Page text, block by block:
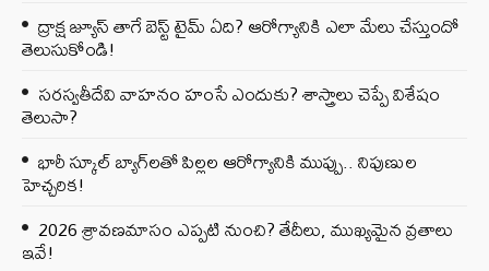
ద్రాక్ష జ్యూస్ తాగే బెస్ట్ టైమ్ ఏది? ఆరోగ్యానికి ఎలా మేలు చేస్తుందో
తెలుసుకోండి!
సరస్వతీదేవి వాహనం హంసే ఎందుకు? శాస్త్రాలు చెప్పే విశేషం
తెలుసా?
భారీ స్కూల్ బ్యాగ్‌లతో పిల్లల ఆరోగ్యానికి ముప్పు.. నిపుణుల
హెచ్చరిక!
2026 శ్రావణమాసం ఎప్పటి నుంచి? తేదీలు, ముఖ్యమైన వ్రతాలు
ఇవే!